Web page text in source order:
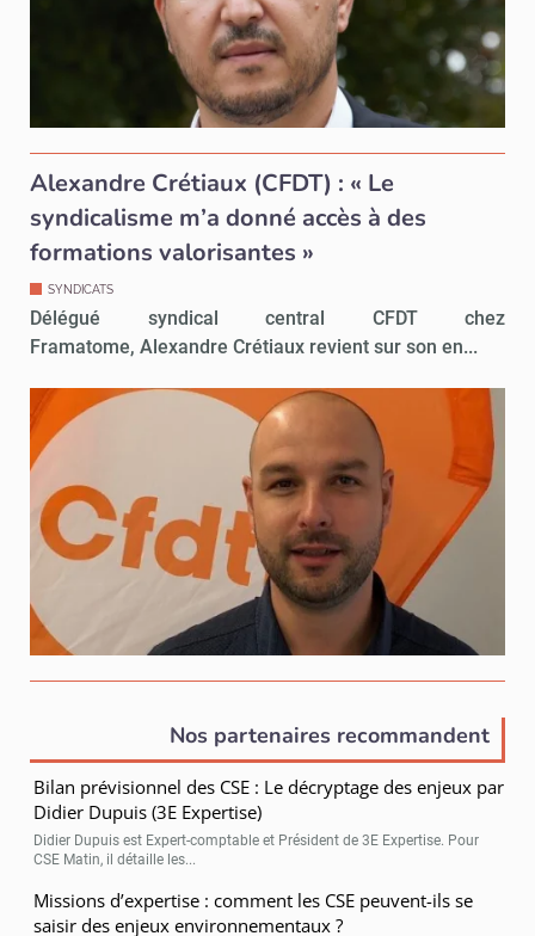
Alexandre Crétiaux (CFDT) : « Le
syndicalisme m’a donné accès à des
formations valorisantes »
SYNDICATS
Délégué syndical central CFDT chez
Framatome, Alexandre Crétiaux revient sur son en...
Nos partenaires recommandent
Bilan prévisionnel des CSE : Le décryptage des enjeux par
Didier Dupuis (3E Expertise)
Didier Dupuis est Expert-comptable et Président de 3E Expertise. Pour
CSE Matin, il détaille les...
Missions d’expertise : comment les CSE peuvent-ils se
saisir des enjeux environnementaux ?